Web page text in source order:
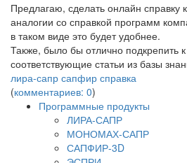
Предлагаю, сделать онлайн
аналогии со справкой программ
в таком виде это будет удобнее.
Также, было бы отлично подкрепить
соответствующие статьи из базы
лира-сапр сапфир справка
(комментариев: 0)
Программные продукты
ЛИРА-САПР
МОНОМАХ-САПР
САПФИР-3D